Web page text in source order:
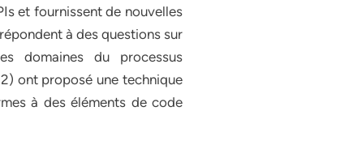
et fournissent de nouvelles
à des questions sur
domaines du processus
ont proposé une technique
à des éléments de code